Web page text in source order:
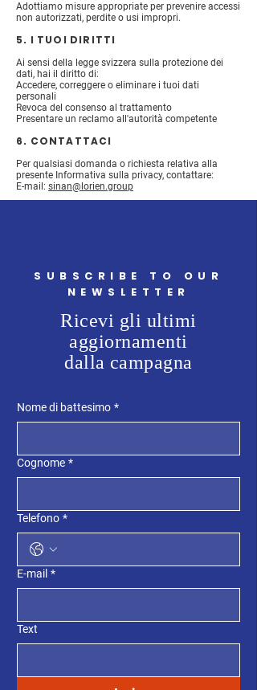
Adottiamo misure appropriate per prevenire accessi
non autorizzati, perdite o usi impropri.
5. I TUOI DIRITTI
Ai sensi della legge svizzera sulla protezione dei
dati, hai il diritto di:
Accedere, correggere o eliminare i tuoi dati
personali
Revoca del consenso al trattamento
Presentare un reclamo all'autorità competente
6. CONTATTACI
Per qualsiasi domanda o richiesta relativa alla
presente Informativa sulla privacy, contattare:
E-mail: sinan@lorien.group
SUBSCRIBE TO OUR
NEWSLETTER
Ricevi gli ultimi
aggiornamenti
dalla campagna
Nome di battesimo *
Cognome *
Telefono *
E-mail *
Text